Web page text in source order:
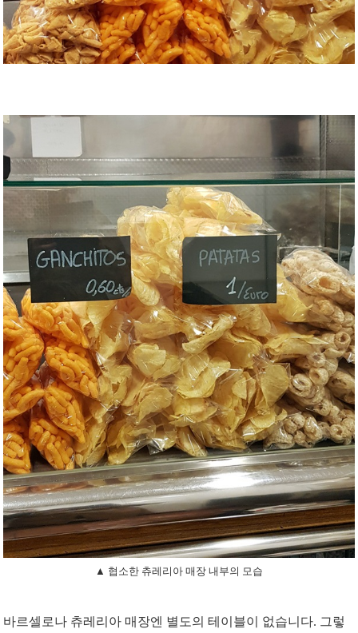
▲ 협소한 츄레리아 매장 내부의 모습
바르셀로나 츄레리아 매장엔 별도의 테이블이 없습니다. 그렇